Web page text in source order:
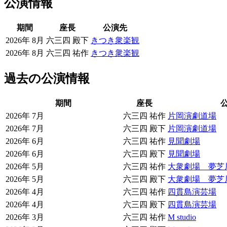
公演情報
期間 座長
公演先
2026年 8月 六三四 殿下 きつき衆楽観
2026年 8月 六三四 祐作 きつき衆楽観
過去の公演情報
期間 座長
2026年 7月
六三四 祐作 片岡演劇道場
2026年 7月
六三四 殿下 片岡演劇道場
2026年 6月
六三四 祐作 見聞劇場
2026年 6月
六三四 殿下 見聞劇場
2026年 5月
六三四 祐作 大衆劇場 夢芝
2026年 5月
六三四 殿下 大衆劇場 夢芝
2026年 4月
六三四 祐作 四貫島演芸場
2026年 4月
六三四 殿下 四貫島演芸場
2026年 3月
六三四 祐作 M studio